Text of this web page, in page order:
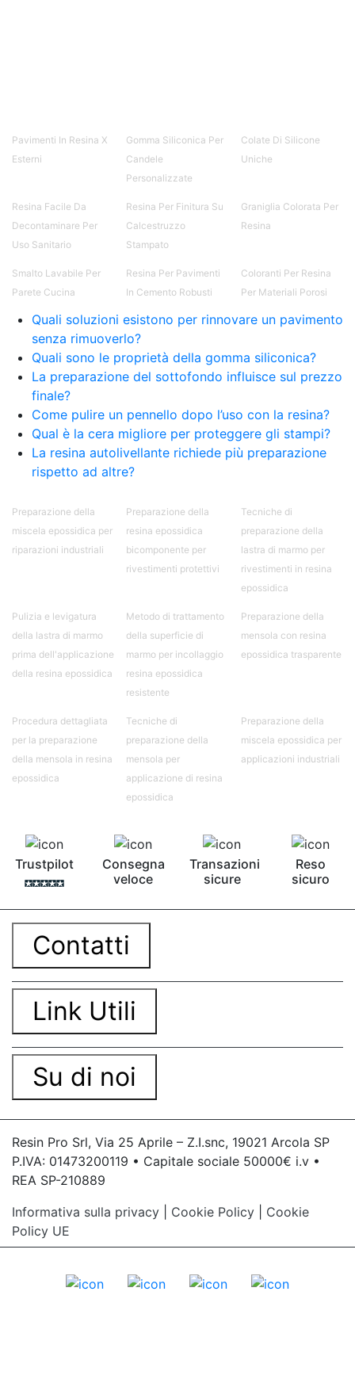
Pavimenti In Resina X
Esterni
Gomma Siliconica Per
Candele
Personalizzate
Colate Di Silicone
Uniche
Resina Facile Da
Decontaminare Per
Uso Sanitario
Resina Per Finitura Su
Calcestruzzo
Stampato
Graniglia Colorata Per
Resina
Smalto Lavabile Per
Parete Cucina
Resina Per Pavimenti
In Cemento Robusti
Coloranti Per Resina
Per Materiali Porosi
Quali soluzioni esistono per rinnovare un pavimento
senza rimuoverlo?
Quali sono le proprietà della gomma siliconica?
La preparazione del sottofondo influisce sul prezzo
finale?
Come pulire un pennello dopo l’uso con la resina?
Qual è la cera migliore per proteggere gli stampi?
La resina autolivellante richiede più preparazione
rispetto ad altre?
Preparazione della
miscela epossidica per
riparazioni industriali
Preparazione della
resina epossidica
bicomponente per
rivestimenti protettivi
Tecniche di
preparazione della
lastra di marmo per
rivestimenti in resina
epossidica
Pulizia e levigatura
della lastra di marmo
prima dell'applicazione
della resina epossidica
Metodo di trattamento
della superficie di
marmo per incollaggio
resina epossidica
resistente
Preparazione della
mensola con resina
epossidica trasparente
Procedura dettagliata
per la preparazione
della mensola in resina
epossidica
Tecniche di
preparazione della
mensola per
applicazione di resina
epossidica
Preparazione della
miscela epossidica per
applicazioni industriali
Trustpilot
Consegna
veloce
Transazioni
sicure
Reso
sicuro
Contatti
Link Utili
Su di noi
Resin Pro Srl, Via 25 Aprile – Z.I.snc, 19021 Arcola SP
P.IVA: 01473200119 • Capitale sociale 50000€ i.v •
REA SP-210889
Informativa sulla privacy
Cookie Policy
Cookie
Policy UE